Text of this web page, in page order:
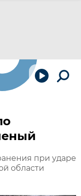
при ударе
области